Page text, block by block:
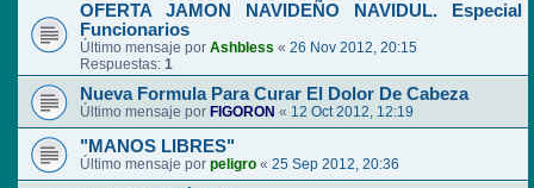
OFERTA JAMON NAVIDEÑO NAVIDUL. Especial
Funcionarios
Último mensaje por Ashbless « 26 Nov 2012, 20:15
Respuestas: 1
Nueva Formula Para Curar El Dolor De Cabeza
Último mensaje por FIGORON « 12 Oct 2012, 12:19
"MANOS LIBRES"
Último mensaje por peligro « 25 Sep 2012, 20:36